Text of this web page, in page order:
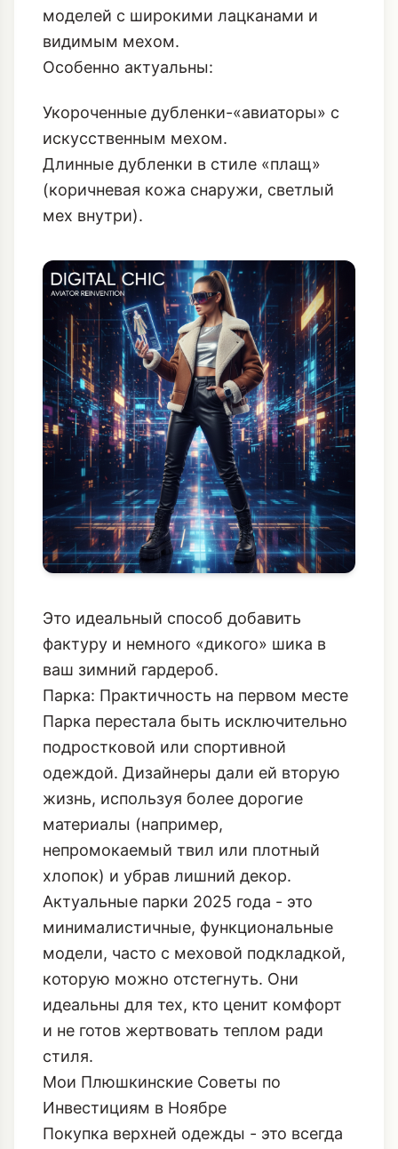
моделей с широкими лацканами и
видимым мехом.
Особенно актуальны:
Укороченные дубленки-«авиаторы» с
искусственным мехом.
Длинные дубленки в стиле «плащ»
(коричневая кожа снаружи, светлый
мех внутри).
Это идеальный способ добавить
фактуру и немного «дикого» шика в
ваш зимний гардероб.
Парка: Практичность на первом месте
Парка перестала быть исключительно
подростковой или спортивной
одеждой. Дизайнеры дали ей вторую
жизнь, используя более дорогие
материалы (например,
непромокаемый твил или плотный
хлопок) и убрав лишний декор.
Актуальные парки 2025 года - это
минималистичные, функциональные
модели, часто с меховой подкладкой,
которую можно отстегнуть. Они
идеальны для тех, кто ценит комфорт
и не готов жертвовать теплом ради
стиля.
Мои Плюшкинские Советы по
Инвестициям в Ноябре
Покупка верхней одежды - это всегда